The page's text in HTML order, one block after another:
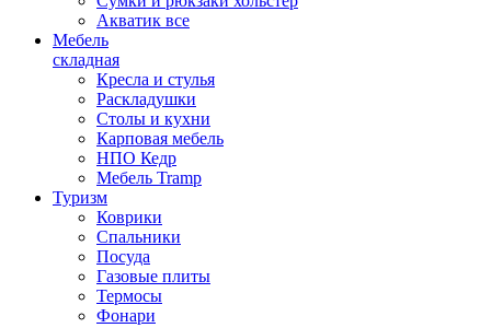
Акватик все
Мебель
складная
Кресла и стулья
Раскладушки
Столы и кухни
Карповая мебель
НПО Кедр
Мебель Tramp
Туризм
Коврики
Спальники
Посуда
Газовые плиты
Термосы
Фонари